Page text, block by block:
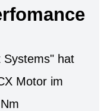
Systems" hat
Motor im